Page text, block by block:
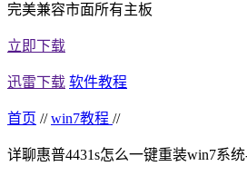
完美兼容市面所有主板
立即下载
迅雷下载 软件教程
首页 // win7教程 //
详聊惠普4431s怎么一键重装win7系